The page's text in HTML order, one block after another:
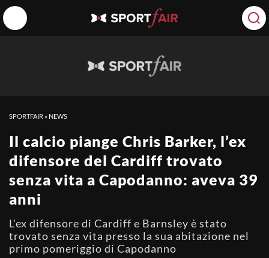
SPORTFAIR » NEWS
Il calcio piange Chris Barker, l’ex
difensore del Cardiff trovato
senza vita a Capodanno: aveva 39
anni
L'ex difensore di Cardiff e Barnsley è stato
trovato senza vita presso la sua abitazione nel
primo pomeriggio di Capodanno